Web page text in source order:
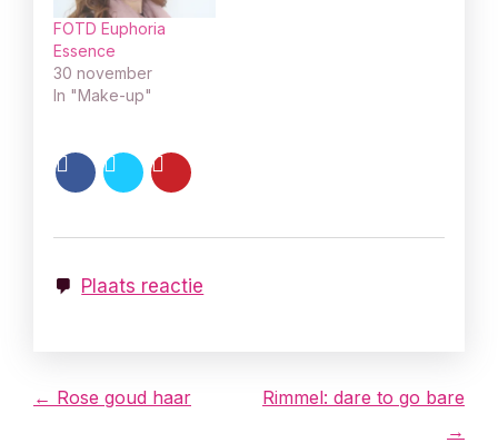
FOTD Euphoria
Essence
30 november
In "Make-up"
Plaats reactie
B
← Rose goud haar
Rimmel: dare to go bare
→